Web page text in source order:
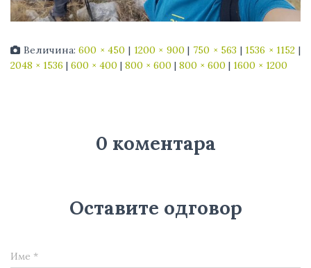
Величина:600 × 450 | 1200 × 900 | 750 × 563 | 1536 × 1152 |
2048 × 1536 | 600 × 400 | 800 × 600 | 800 × 600 | 1600 × 1200
0 коментара
Оставите одговор
Име *